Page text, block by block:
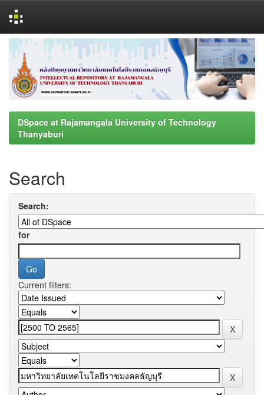
navigation
DSpace at Rajamangala University of Technology
Thanyaburi
Search
Search:
for
Current filters: